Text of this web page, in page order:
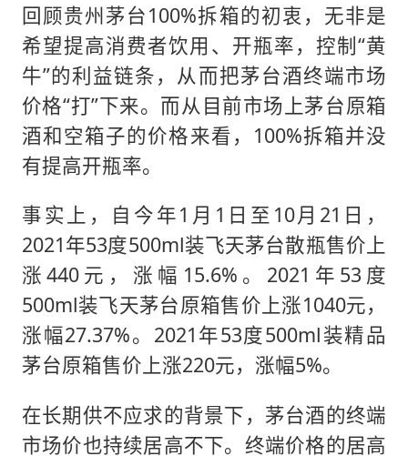
回顾贵州茅台100%拆箱的初衷，无非是
希望提高消费者饮用、开瓶率，控制“黄
牛”的利益链条，从而把茅台酒终端市场
价格“打”下来。而从目前市场上茅台原箱
酒和空箱子的价格来看，100%拆箱并没
有提高开瓶率。
事实上，自今年1月1日至10月21日，
2021年53度500ml装飞天茅台散瓶售价上
涨440元，涨幅15.6%。2021年53度
500ml装飞天茅台原箱售价上涨1040元，
涨幅27.37%。2021年53度500ml装精品
茅台原箱售价上涨220元，涨幅5%。
在长期供不应求的背景下，茅台酒的终端
市场价也持续居高不下。终端价格的居高